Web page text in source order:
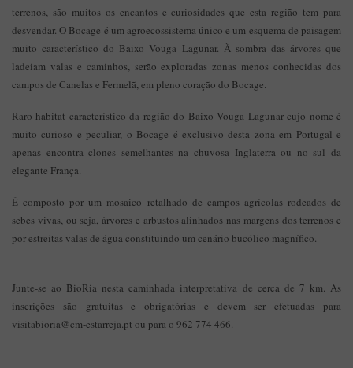
terrenos, são muitos os encantos e curiosidades que esta região tem para
desvendar. O Bocage é um agroecossistema único e um esquema de paisagem
muito característico do Baixo Vouga Lagunar. À sombra das árvores que
ladeiam valas e caminhos, serão exploradas zonas menos conhecidas dos
campos de Canelas e Fermelã, em pleno coração do Bocage.
Raro habitat característico da região do Baixo Vouga Lagunar cujo nome é
muito curioso e peculiar, o Bocage é exclusivo desta zona em Portugal e
apenas encontra clones semelhantes na chuvosa Inglaterra ou no sul da
elegante França.
É composto por um mosaico retalhado de campos agrícolas rodeados de
sebes vivas, ou seja, árvores e arbustos alinhados nas margens dos terrenos e
por estreitas valas de água constituindo um cenário bucólico magnífico.
Junte-se ao BioRia nesta caminhada interpretativa de cerca de 7 km. As
inscrições são gratuitas e obrigatórias e devem ser efetuadas para
visitabioria@cm-estarreja.pt ou para o 962 774 466.